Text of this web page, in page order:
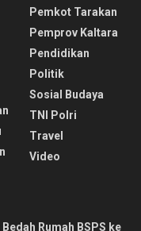
Pemkot Tarakan
Pemprov Kaltara
Pendidikan
Politik
Sosial Budaya
TNI Polri
Travel
Video
Rumah BSPS ke